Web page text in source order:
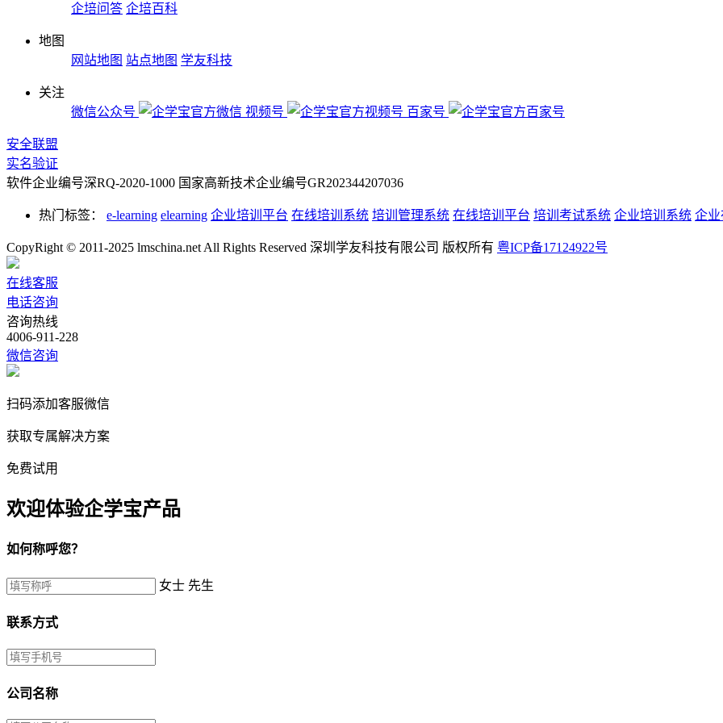
企培问答 企培百科
地图
网站地图 站点地图 学友科技
关注
微信公众号
视频号 百家号
安全联盟
实名验证
软件企业编号深RQ-2020-1000 国家高新技术企业编号GR202344207036
热门标签： e-learning elearning 企业培训平台 在线培训系统 培训管理系统 在线培训平台 培训考试系统 企业培训系统 企业
CopyRight © 2011-2025 lmschina.net All Rights Reserved 深圳学友科技有限公司 版权所有 粤ICP备17124922号
在线客服
电话咨询
咨询热线
4006-911-228
微信咨询
扫码添加客服微信
获取专属解决方案
免费试用
欢迎体验企学宝产品
如何称呼您？
女士 先生
联系方式
公司名称